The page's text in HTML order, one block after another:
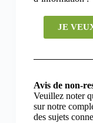
JE
Avis de non-
Veuillez noter
sur notre
des sujets